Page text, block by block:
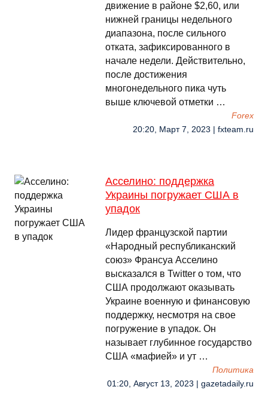
движение в районе $2,60, или
нижней границы недельного
диапазона, после сильного
отката, зафиксированного в
начале недели. Действительно,
после достижения
многонедельного пика чуть
выше ключевой отметки …
Forex
20:20, Март 7, 2023 | fxteam.ru
Асселино: поддержка
Украины погружает США в
упадок
Лидер французской партии
«Народный республиканский
союз» Франсуа Асселино
высказался в Twitter о том, что
США продолжают оказывать
Украине военную и финансовую
поддержку, несмотря на свое
погружение в упадок. Он
называет глубинное государство
США «мафией» и ут …
Политика
01:20, Август 13, 2023 | gazetadaily.ru